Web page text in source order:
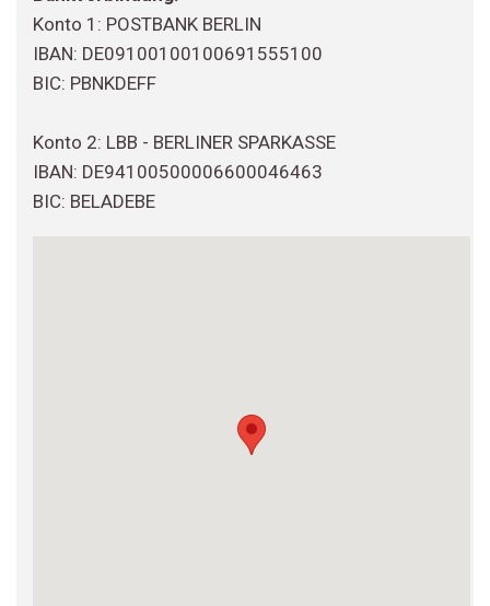
Konto 1: POSTBANK BERLIN
IBAN: DE09100100100691555100
BIC: PBNKDEFF
Konto 2: LBB - BERLINER SPARKASSE
IBAN: DE94100500006600046463
BIC: BELADEBE